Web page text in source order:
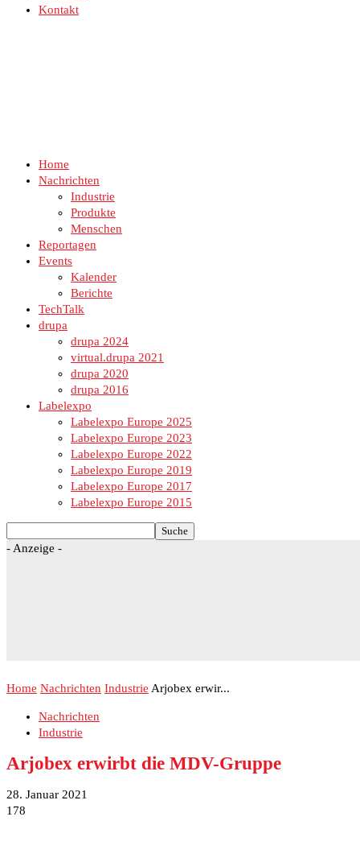
Kontakt
Home
Nachrichten
Industrie
Produkte
Menschen
Reportagen
Events
Kalender
Berichte
TechTalk
drupa
drupa 2024
virtual.drupa 2021
drupa 2020
drupa 2016
Labelexpo
Labelexpo Europe 2025
Labelexpo Europe 2023
Labelexpo Europe 2022
Labelexpo Europe 2019
Labelexpo Europe 2017
Labelexpo Europe 2015
- Anzeige -
Home Nachrichten Industrie Arjobex erwir...
Nachrichten
Industrie
Arjobex erwirbt die MDV-Gruppe
28. Januar 2021
178